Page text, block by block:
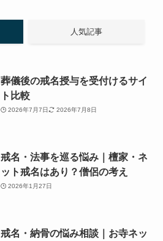
人気記事
葬儀後の戒名授与を受付けるサイ
ト比較
2026年7月7日 2026年7月8日
戒名・法事を巡る悩み｜檀家・ネ
ット戒名はあり？僧侶の考え
2026年1月27日
戒名・納骨の悩み相談｜お寺ネッ